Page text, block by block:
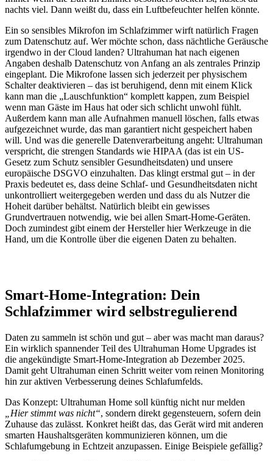
nachts viel. Dann weißt du, dass ein Luftbefeuchter helfen könnte.
Ein so sensibles Mikrofon im Schlafzimmer wirft natürlich Fragen
zum Datenschutz auf. Wer möchte schon, dass nächtliche Geräusche
irgendwo in der Cloud landen? Ultrahuman hat nach eigenen
Angaben deshalb Datenschutz von Anfang an als zentrales Prinzip
eingeplant. Die Mikrofone lassen sich jederzeit per physischem
Schalter deaktivieren – das ist beruhigend, denn mit einem Klick
kann man die „Lauschfunktion“ komplett kappen, zum Beispiel
wenn man Gäste im Haus hat oder sich schlicht unwohl fühlt.
Außerdem kann man alle Aufnahmen manuell löschen, falls etwas
aufgezeichnet wurde, das man garantiert nicht gespeichert haben
will. Und was die generelle Datenverarbeitung angeht: Ultrahuman
verspricht, die strengen Standards wie HIPAA (das ist ein US-
Gesetz zum Schutz sensibler Gesundheitsdaten) und unsere
europäische DSGVO einzuhalten. Das klingt erstmal gut – in der
Praxis bedeutet es, dass deine Schlaf- und Gesundheitsdaten nicht
unkontrolliert weitergegeben werden und dass du als Nutzer die
Hoheit darüber behältst. Natürlich bleibt ein gewisses
Grundvertrauen notwendig, wie bei allen Smart-Home-Geräten.
Doch zumindest gibt einem der Hersteller hier Werkzeuge in die
Hand, um die Kontrolle über die eigenen Daten zu behalten.
Smart-Home-Integration: Dein
Schlafzimmer wird selbstregulierend
Daten zu sammeln ist schön und gut – aber was macht man daraus?
Ein wirklich spannender Teil des Ultrahuman Home Upgrades ist
die angekündigte Smart-Home-Integration ab Dezember 2025.
Damit geht Ultrahuman einen Schritt weiter vom reinen Monitoring
hin zur aktiven Verbesserung deines Schlafumfelds.
Das Konzept: Ultrahuman Home soll künftig nicht nur melden
„Hier stimmt was nicht“, sondern direkt gegensteuern, sofern dein
Zuhause das zulässt. Konkret heißt das, das Gerät wird mit anderen
smarten Haushaltsgeräten kommunizieren können, um die
Schlafumgebung in Echtzeit anzupassen. Einige Beispiele gefällig?